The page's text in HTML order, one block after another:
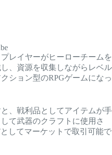
レイヤーがヒーローチームを
、資源を収集しながらレベル
ション型のRPGゲームになっ
、戦利品としてアイテムが手
て武器のクラフトに使用さ
してマーケットで取引可能で